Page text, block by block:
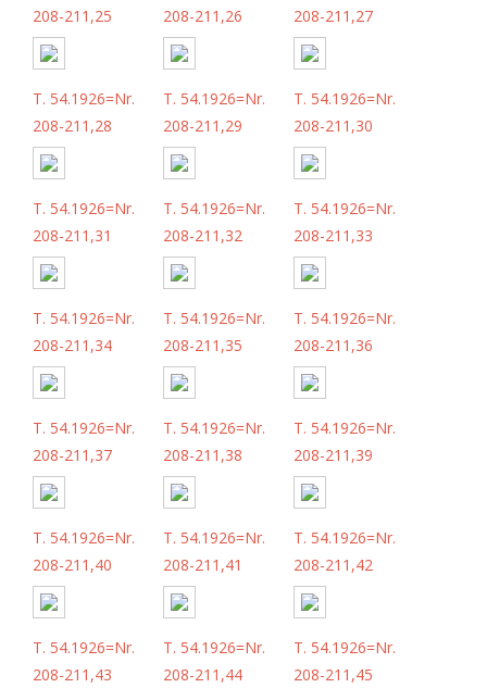
208-211,25
208-211,26
208-211,27
T. 54.1926=Nr.
208-211,28
T. 54.1926=Nr.
208-211,29
T. 54.1926=Nr.
208-211,30
T. 54.1926=Nr.
208-211,31
T. 54.1926=Nr.
208-211,32
T. 54.1926=Nr.
208-211,33
T. 54.1926=Nr.
208-211,34
T. 54.1926=Nr.
208-211,35
T. 54.1926=Nr.
208-211,36
T. 54.1926=Nr.
208-211,37
T. 54.1926=Nr.
208-211,38
T. 54.1926=Nr.
208-211,39
T. 54.1926=Nr.
208-211,40
T. 54.1926=Nr.
208-211,41
T. 54.1926=Nr.
208-211,42
T. 54.1926=Nr.
208-211,43
T. 54.1926=Nr.
208-211,44
T. 54.1926=Nr.
208-211,45